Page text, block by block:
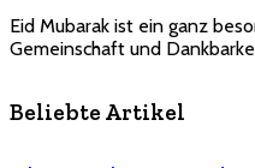
Eid Mubarak ist ein ganz
Gemeinschaft und
Beliebte Artikel